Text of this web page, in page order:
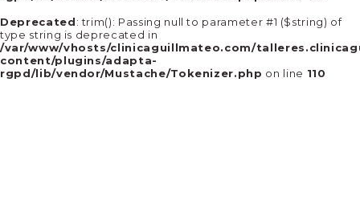
Deprecated: trim(): Passing null to parameter #1 ($string) of
type string is deprecated in
/var/www/vhosts/clinicaguillmateo.com/
content/plugins/adapta-
rgpd/lib/vendor/Mustache/Tokenizer.php on line 110